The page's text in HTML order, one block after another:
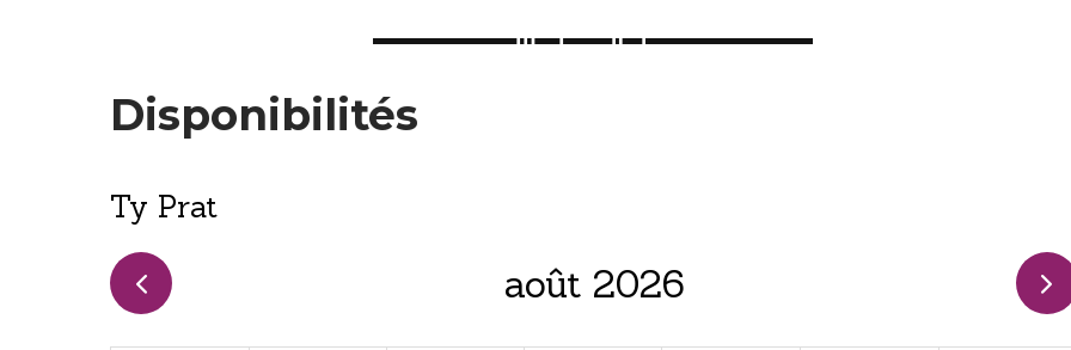
Disponibilités
Ty Prat
août 2026